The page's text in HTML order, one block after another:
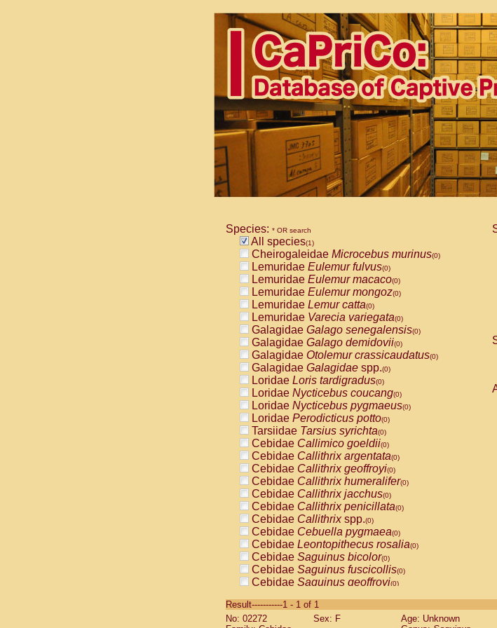
Species: * OR search
All species(1)
Cheirogaleidae Microcebus murinus(0)
Lemuridae Eulemur fulvus(0)
Lemuridae Eulemur macaco(0)
Lemuridae Eulemur mongoz(0)
Lemuridae Lemur catta(0)
Lemuridae Varecia variegata(0)
Galagidae Galago senegalensis(0)
Galagidae Galago demidovii(0)
Galagidae Otolemur crassicaudatus(0)
Galagidae Galagidae spp.(0)
Loridae Loris tardigradus(0)
Loridae Nycticebus coucang(0)
Loridae Nycticebus pygmaeus(0)
Loridae Perodicticus potto(0)
Tarsiidae Tarsius syrichta(0)
Cebidae Callimico goeldii(0)
Cebidae Callithrix argentata(0)
Cebidae Callithrix geoffroyi(0)
Cebidae Callithrix humeralifer(0)
Cebidae Callithrix jacchus(0)
Cebidae Callithrix penicillata(0)
Cebidae Callithrixspp.(0)
Cebidae Cebuella pygmaea(0)
Cebidae Leontopithecus rosalia(0)
Cebidae Saguinus bicolor(0)
Cebidae Saguinus fuscicollis(0)
Cebidae Saguinus geoffroyi(0)
CebidaeSaguinus labiatus(0)
Cebidae Saguinus leucopus (0)
Result-----------1 - 1 of 1
No: 02272
Sex: F
Age: Unknown